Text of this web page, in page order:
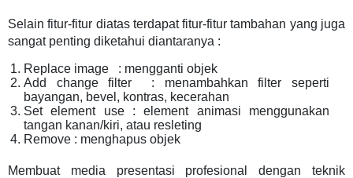
Selain fitur-fitur diatas terdapat fitur-fitur tambahan yang juga
sangat penting diketahui diantaranya :
Replace image : mengganti objek
Add change filter : menambahkan filter seperti
bayangan, bevel, kontras, kecerahan
Set element use : element animasi menggunakan
tangan kanan/kiri, atau resleting
Remove : menghapus objek
Membuat media presentasi profesional dengan teknik